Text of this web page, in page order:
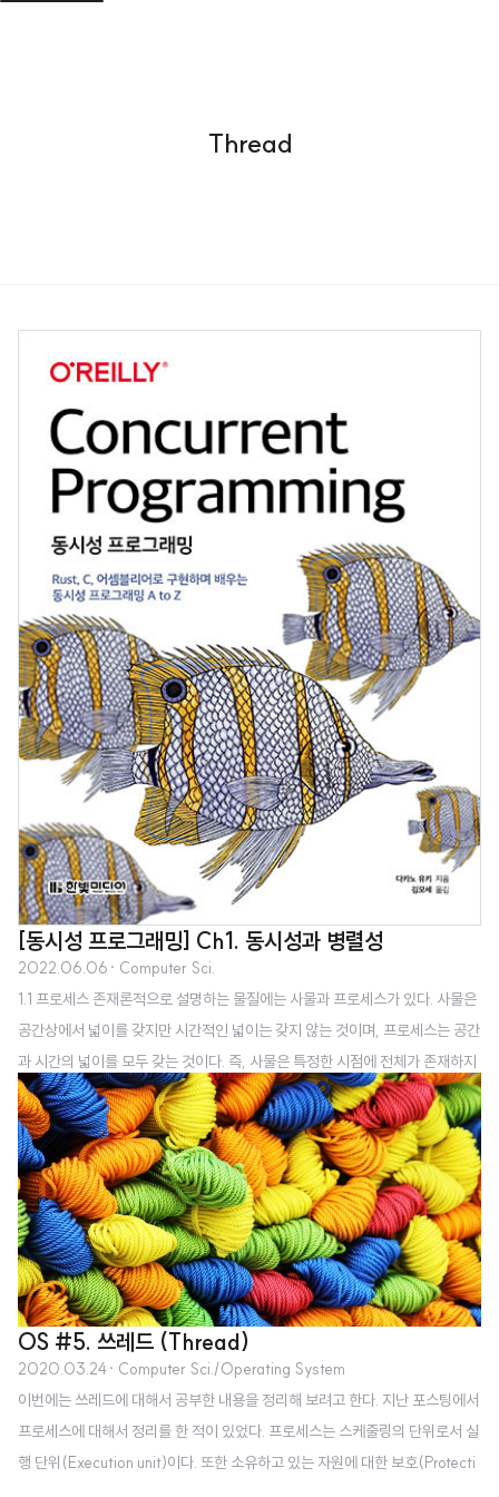
Thread
[동시성 프로그래밍] Ch1. 동시성과 병렬성
2022.06.06 · Computer Sci.
1.1 프로세스 존재론적으로 설명하는 물질에는 사물과 프로세스가 있다. 사물은
공간상에서 넓이를 갖지만 시간적인 넓이는 갖지 않는 것이며, 프로세스는 공간
과 시간의 넓이를 모두 갖는 것이다. 즉, 사물은 특정한 시점에 전체가 존재하지
만 프로세스는 특정한 시점에 일부만 존재한다. 다만, 이 책에서는 어떤 계산을
수행하는 추상적인 계산 실행 주체라는 계산과 관련된 프로세스만 가리킨다. 이
책에서는 프로세스를 다음과 같이 정의한다. 프로세스란 계산을 실행하는 주체
를 가리키며 크게 다음 네 가지 상태를 변경하면서 계산을 진행한다. 실행 전 상
태 : 계산을 실행하기 전의 상태. 실행 상태로 전이할 수 있다. 실행 상태 : 계산을
실행하고 있는 상태. 대기 상태 또는 계산 종료 상태로 전이할 수 있다. 대기 상
태 ..
OS #5. 쓰레드 (Thread)
2020.03.24· Computer Sci./Operating System
이번에는 쓰레드에 대해서 공부한 내용을 정리해 보려고 한다. 지난 포스팅에서
프로세스에 대해서 정리를 한 적이 있었다. 프로세스는 스케줄링의 단위로서 실
행 단위(Execution unit)이다. 또한 소유하고 있는 자원에 대한 보호(Protecti